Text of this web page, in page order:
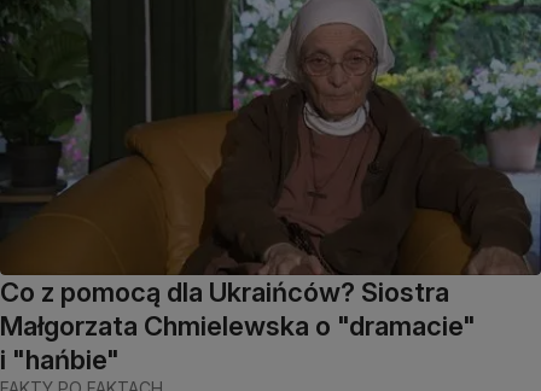
Co z pomocą dla Ukraińców? Siostra
Małgorzata Chmielewska o "dramacie"
i "hańbie"